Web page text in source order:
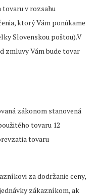
tovaru v rozsahu
ktorý Vám ponúkame
Slovenskou poštou).V
zmluvy Vám bude tovar
zákonom stanovená
tovaru 12
tovaru
za dodržanie ceny,
zákazníkom, ak